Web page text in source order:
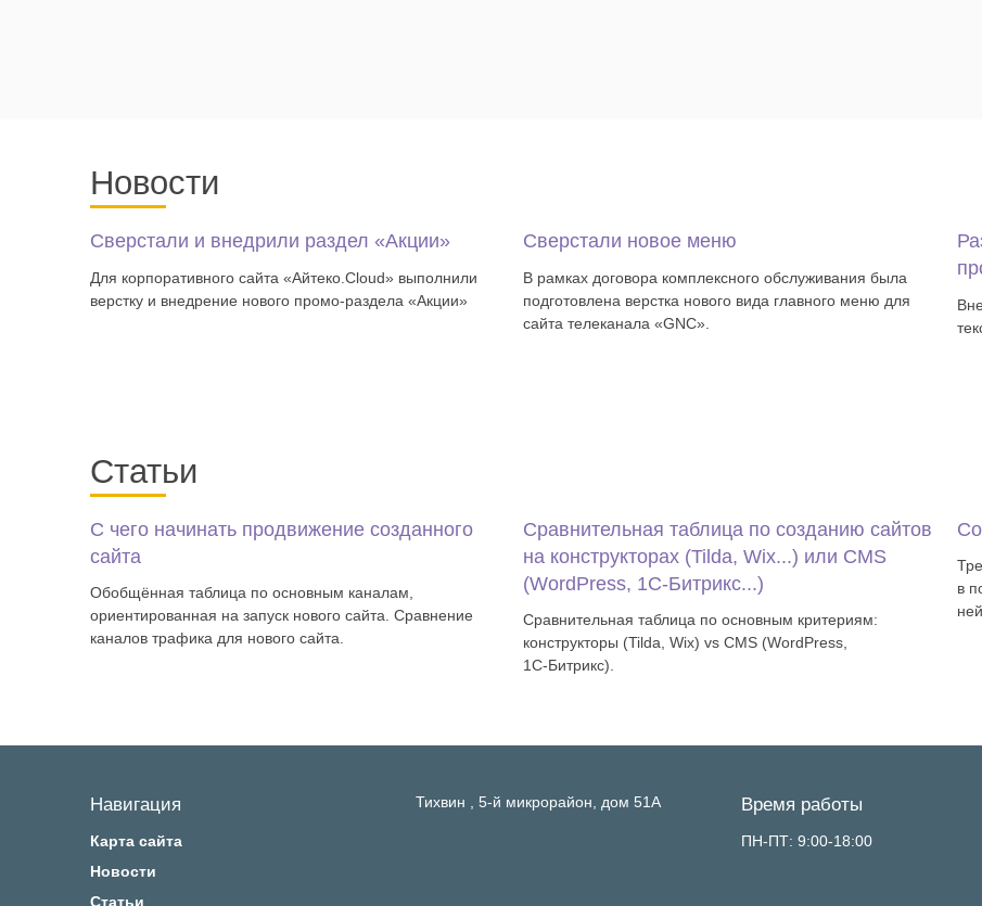
Новости
Сверстали и внедрили раздел «Акции»
Для корпоративного сайта «Айтеко.Cloud» выполнили
верстку и внедрение нового промо-раздела «Акции»
Сверстали новое меню
В рамках договора комплексного обслуживания была
подготовлена верстка нового вида главного меню для
сайта телеканала «GNC».
Статьи
С чего начинать продвижение созданного
сайта
Обобщённая таблица по основным каналам,
ориентированная на запуск нового сайта. Сравнение
каналов трафика для нового сайта.
Сравнительная таблица по созданию сайтов
на конструкторах (Tilda, Wix...) или CMS
(WordPress, 1С‑Битрикс...)
Сравнительная таблица по основным критериям:
конструкторы (Tilda, Wix) vs CMS (WordPress,
1С‑Битрикс).
в
Навигация
Карта сайта
Новости
Статьи
Тихвин , 5-й микрорайон, дом 51А Время работы
ПН-ПТ: 9:00-18:00